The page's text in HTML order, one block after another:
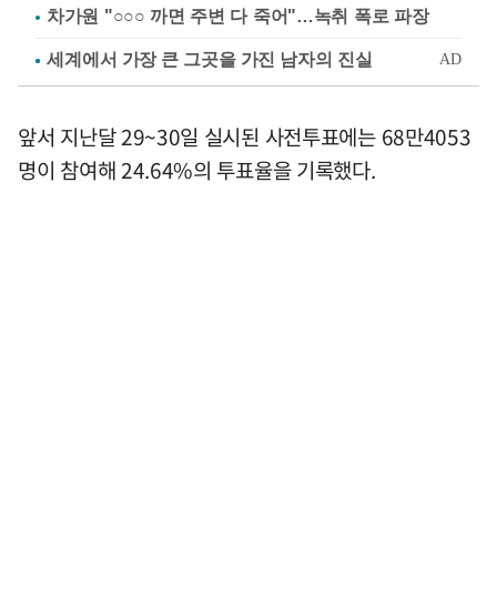
차가원 "○○○ 까면 주변 다 죽어"…녹취 폭로 파장
앞서 지난달 29~30일 실시된 사전투표에는 68만4053
명이 참여해 24.64%의 투표율을 기록했다.